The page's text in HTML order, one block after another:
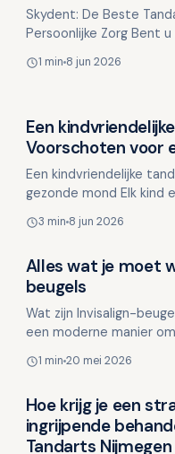
Skydent: De Beste
Persoonlijke Zorg Bent
cent…
1 min 8 jun 2026
Overig nieuws
Een
Voorschoten voor
Een kindvriendelijke
gezonde mond Elk kind
instrumenten e…
3 min 8 jun 2026
Overig nieuws
Alles wat je moet
beugels
Wat zijn Invisalign-
een moderne manier
transparante …
1 min 20 mei 2026
Overig nieuws
Hoe krijg je een
ingrijpende
Tandarts Nijmegen